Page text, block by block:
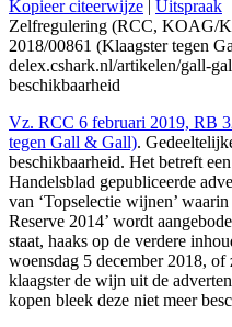
Kopieer citeerwijze | Uitspraak
Zelfregulering (RCC, KOAG/
2018/00861 (Klaagster tegen
delex.cshark.nl/artikelen/gall-
beschikbaarheid
Vz. RCC 6 februari 2019, RB
tegen Gall & Gall).
beschikbaarheid. Het betreft
Handelsblad gepubliceerde
van ‘Topselectie wijnen’
Reserve 2014’ wordt
staat, haaks op de verdere
woensdag 5 december 2018,
klaagster de wijn uit de
kopen bleek deze niet meer